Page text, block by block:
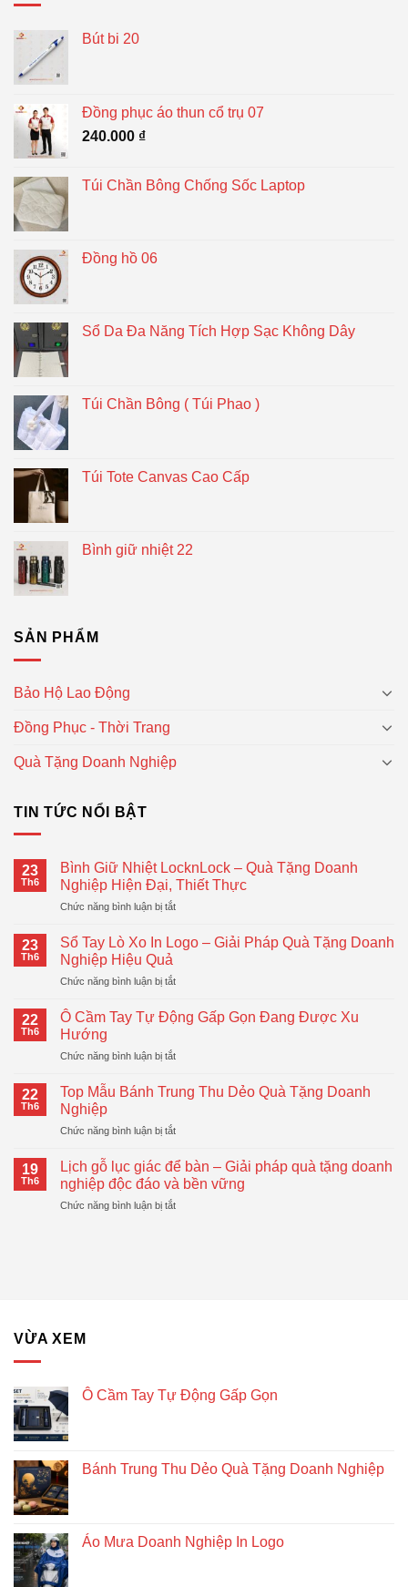
Bút bi 20
Đồng phục áo thun cổ trụ 07
240.000 ₫
Túi Chần Bông Chống Sốc Laptop
Đồng hồ 06
Sổ Da Đa Năng Tích Hợp Sạc Không Dây
Túi Chần Bông ( Túi Phao )
Túi Tote Canvas Cao Cấp
Bình giữ nhiệt 22
SẢN PHẨM
Bảo Hộ Lao Động
Đồng Phục - Thời Trang
Quà Tặng Doanh Nghiệp
TIN TỨC NỔI BẬT
23
Th6
Bình Giữ Nhiệt LocknLock – Quà Tặng Doanh
Nghiệp Hiện Đại, Thiết Thực
Chức năng bình luận bị tắtở
Giữ
Nhiệt
–
Tặng
Hiện
Thiết
23
Th6
Sổ Tay Lò Xo In Logo – Giải Pháp Quà Tặng Doanh
Nghiệp Hiệu Quả
Chức năng bình luận bị tắtở
Tay
In
–
Quà
Doanh
Nghiệp
22
Th6
Ô Cầm Tay Tự Động Gấp Gọn Đang Được Xu
Hướng
Chức năng bình luận bị tắtở
Cầm
Tay
Động
Gọn
Đang
Xu
22
Th6
Top Mẫu Bánh Trung Thu Dẻo Quà Tặng Doanh
Nghiệp
Chức năng bình luận bị tắtở
Mẫu
Bánh
Trung
Thu
19
Th6
Lịch gỗ lục giác để bàn – Giải pháp quà tặng doanh
nghiệp độc đáo và bền vững
Chức năng bình luận bị tắtở
doanh
bền
VỪA XEM
Ô Cầm Tay Tự Động Gấp Gọn
Bánh Trung Thu Dẻo Quà Tặng Doanh Nghiệp
Áo Mưa Doanh Nghiệp In Logo